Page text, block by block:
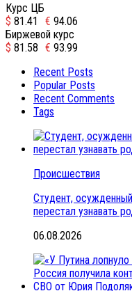
Курс ЦБ
$ 81.41 € 94.06
Биржевой курс
$ 81.58 € 93.99
Recent Posts
Popular Posts
Recent Comments
Tags
Происшествия
Студент,
перестал узнавать
06.08.2026